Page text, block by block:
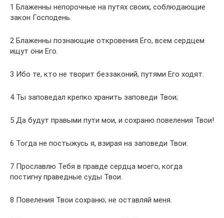
1 Блаженны непорочные на путях своих, соблюдающие
закон Господень.
2 Блаженны познающие откровения Его, всем сердцем
ищут они Его.
3 Ибо те, кто не творит беззаконий, путями Его ходят.
4 Ты заповедал крепко хранить заповеди Твои;
5 Да будут правыми пути мои, и сохраню повеления Твои!
6 Тогда не постыжусь я, взирая на заповеди Твои.
7 Прославлю Тебя в правде сердца моего, когда
постигну праведные суды Твои.
8 Повеления Твои сохраню; не оставляй меня.